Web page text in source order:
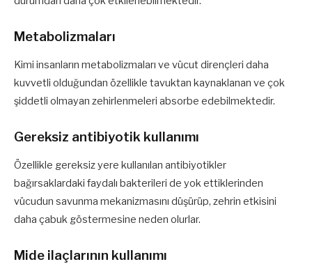
Metabolizmaları
Kimi insanların metabolizmaları ve vücut dirençleri daha
kuvvetli olduğundan özellikle tavuktan kaynaklanan ve çok
şiddetli olmayan zehirlenmeleri absorbe edebilmektedir.
Gereksiz antibiyotik kullanımı
Özellikle gereksiz yere kullanılan antibiyotikler
bağırsaklardaki faydalı bakterileri de yok ettiklerinden
vücudun savunma mekanizmasını düşürüp, zehrin etkisini
daha çabuk göstermesine neden olurlar.
Mide ilaçlarının kullanımı